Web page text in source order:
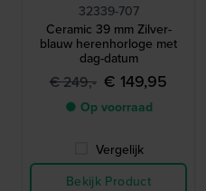
32339-707
Ceramic 39 mm Zilver-
blauw herenhorloge met
dag-datum
€ 249,- € 149,95
● Op voorraad
Vergelijk
Bekijk Product